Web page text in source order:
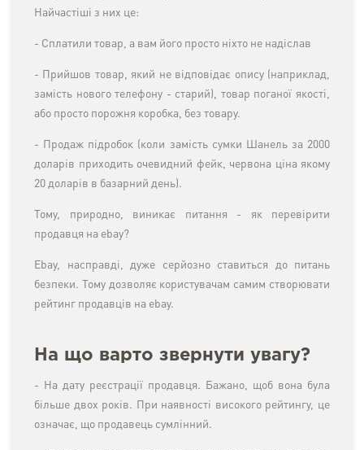
Найчастіші з них це:
- Сплатили товар, а вам його просто ніхто не надіслав
- Прийшов товар, який не відповідає опису (наприклад,
замість нового телефону - старий), товар поганої якості,
або просто порожня коробка, без товару.
- Продаж підробок (коли замість сумки Шанель за 2000
доларів приходить очевидний фейк, червона ціна якому
20 доларів в базарний день).
Тому, природно, виникає питання - як перевірити
продавця на ebay?
Ebay, насправді, дуже серйозно ставиться до питань
безпеки. Тому дозволяє користувачам самим створювати
рейтинг продавців на ebay.
На що варто звернути увагу?
- На дату реєстрації продавця. Бажано, щоб вона була
більше двох років. При наявності високого рейтингу, це
означає, що продавець сумлінний.